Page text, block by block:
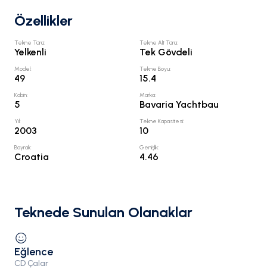
Özellikler
Tekne Türü:
Yelkenli
Tekne Alt Türü:
Tek Gövdeli
Model:
49
Tekne Boyu:
15.4
Kabin:
5
Marka:
Bavaria Yachtbau
Yıl:
2003
Tekne Kapasitesi:
10
Bayrak:
Croatia
Genişlik:
4.46
Teknede Sunulan Olanaklar
Eğlence
CD Çalar